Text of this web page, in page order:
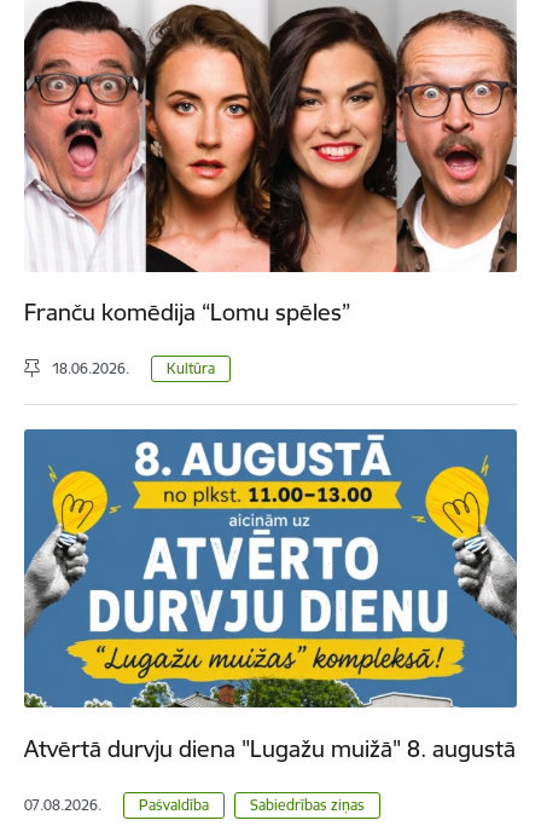
Franču komēdija “Lomu spēles”
18.06.2026. Kultūra
Atvērtā durvju diena "Lugažu muižā" 8. augustā
07.08.2026. Pašvaldība Sabiedrības ziņas